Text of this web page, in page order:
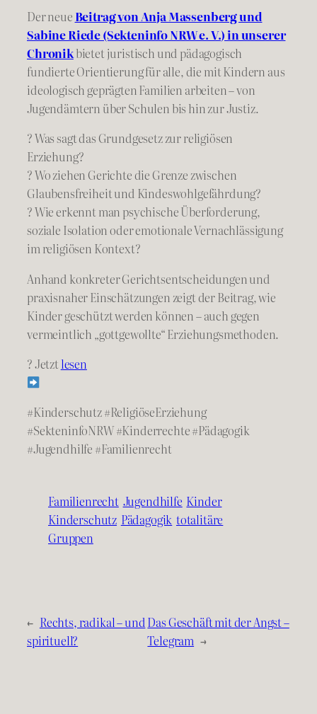
Der neue Beitrag von Anja Massenberg und
Sabine Riede (Sekteninfo NRW e. V.) in unserer
Chronikbietet juristisch und pädagogisch
fundierte Orientierung für alle, die mit Kindern aus
ideologisch geprägten Familien arbeiten – von
Jugendämtern über Schulen bis hin zur Justiz.
? Was sagt das Grundgesetz zur religiösen
Erziehung?
? Wo ziehen Gerichte die Grenze zwischen
Glaubensfreiheit und Kindeswohlgefährdung?
? Wie erkennt man psychische Überforderung,
soziale Isolation oder emotionale Vernachlässigung
im religiösen Kontext?
Anhand konkreter Gerichtsentscheidungen und
praxisnaher Einschätzungen zeigt der Beitrag, wie
Kinder geschützt werden können – auch gegen
vermeintlich „gottgewollte“ Erziehungsmethoden.
? Jetztlesen
#Kinderschutz #ReligiöseErziehung
#SekteninfoNRW #Kinderrechte #Pädagogik
#Jugendhilfe #Familienrecht
Familienrecht Jugendhilfe Kinder
Kinderschutz Pädagogik totalitäre
Gruppen
← Rechts, radikal – und
spirituell?
Das Geschäft mit der Angst –
Telegram →